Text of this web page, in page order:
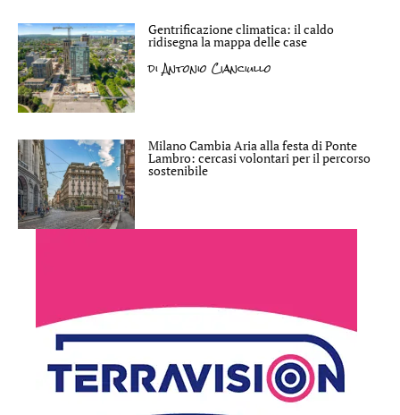
Gentrificazione climatica: il caldo
ridisegna la mappa delle case
diAntonio Cianciullo
Milano Cambia Aria alla festa di Ponte
Lambro: cercasi volontari per il percorso
sostenibile